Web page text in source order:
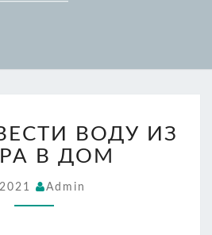
ПРОВЕСТИ
ВОДУ
ИЗ
ОЗЕРА
В
ВОДУ ИЗ
В ДОМ
2021 Admin